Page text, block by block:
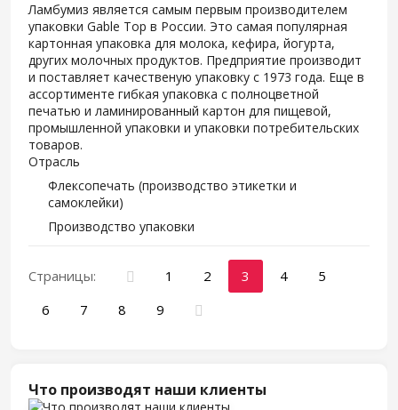
Ламбумиз является самым первым производителем
упаковки Gable Top в России. Это самая популярная
картонная упаковка для молока, кефира, йогурта,
других молочных продуктов. Предприятие производит
и поставляет качественую упаковку с 1973 года. Еще в
ассортименте гибкая упаковка с полноцветной
печатью и ламинированный картон для пищевой,
промышленной упаковки и упаковки потребительских
товаров.
Отрасль
Флексопечать (производство этикетки и
самоклейки)
Производство упаковки
Страницы: 1 2 3 4
5
6
7 8 9
Что производят наши клиенты